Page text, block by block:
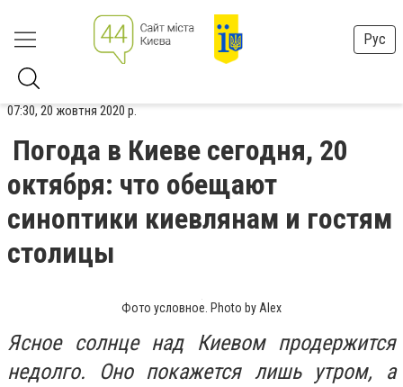
Рус
07:30, 20 жовтня 2020 р.
Погода в Киеве сегодня, 20
октября: что обещают
синоптики киевлянам и гостям
столицы
Фото условное. Photo by Alex
Ясное солнце над Киевом продержится
недолго. Оно покажется лишь утром, а